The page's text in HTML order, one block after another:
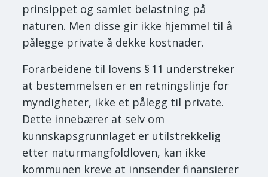
prinsippet og samlet belastning på
naturen. Men disse gir ikke hjemmel til å
pålegge private å dekke kostnader.
Forarbeidene til lovens § 11 understreker
at bestemmelsen er en retningslinje for
myndigheter, ikke et pålegg til private.
Dette innebærer at selv om
kunnskapsgrunnlaget er utilstrekkelig
etter naturmangfoldloven, kan ikke
kommunen kreve at innsender finansierer